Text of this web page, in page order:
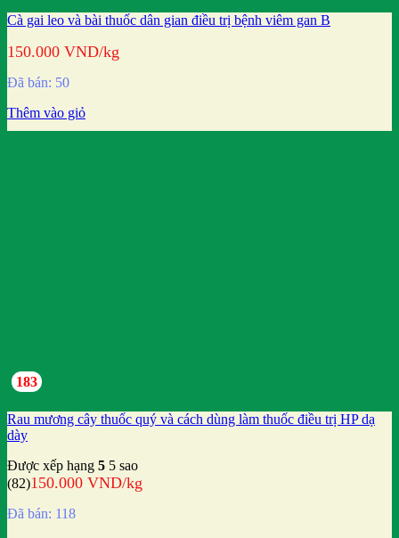
Cà gai leo và bài thuốc dân gian điều trị bệnh viêm gan B
150.000 VND/kg
Đã bán: 50
Thêm vào giỏ
183
Rau mương cây thuốc quý và cách dùng làm thuốc điều trị HP dạ
dày
Được xếp hạng 5 5 sao
(82)150.000 VND/kg
Đã bán: 118